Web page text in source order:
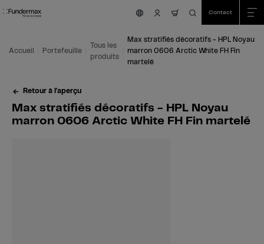
Aller au contenu principal
Aller au sommaire
Aller au menu principal
nav.cart.item.count
Contact
Accueil Portefeuille
Tous les
produits
Max stratifiés décoratifs - HPL Noyau
marron 0606 Arctic White FH Fin
martelé
Retour à l'aperçu
Max stratifiés décoratifs - HPL Noyau
marron 0606 Arctic White FH Fin martelé